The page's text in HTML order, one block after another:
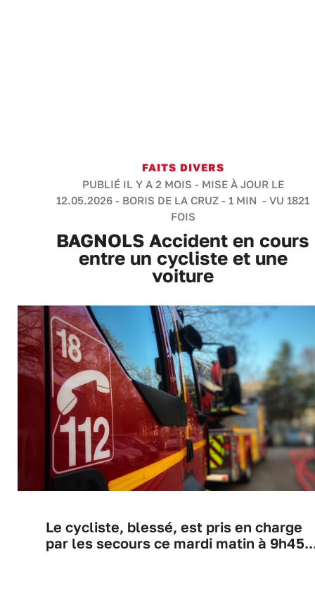
FAITS DIVERS
PUBLIÉ IL Y A 2 MOIS - MISE À JOUR LE
12.05.2026 - BORIS DE LA CRUZ - 1 MIN - VU 1821
FOIS
BAGNOLS Accident en cours
entre un cycliste et une
voiture
Le cycliste, blessé, est pris en charge
par les secours ce mardi matin à